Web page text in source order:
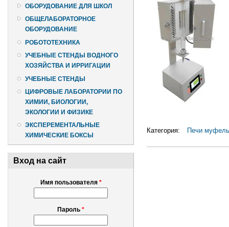
ОБОРУДОВАНИЕ ДЛЯ ШКОЛ
ОБЩЕЛАБОРАТОРНОЕ
ОБОРУДОВАНИЕ
РОБОТОТЕХНИКА
УЧЕБНЫЕ СТЕНДЫ ВОДНОГО
ХОЗЯЙСТВА И ИРРИГАЦИИ
УЧЕБНЫЕ СТЕНДЫ
ЦИФРОВЫЕ ЛАБОРАТОРИИ ПО
ХИМИИ, БИОЛОГИИ,
ЭКОЛОГИИ И ФИЗИКЕ
ЭКСПЕРЕМЕНТАЛЬНЫЕ
ХИМИЧЕСКИЕ БОКСЫ
Вход на сайт
Имя пользователя *
Пароль *
Категория: Печи